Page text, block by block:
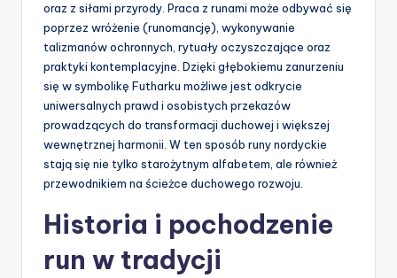
oraz z siłami przyrody. Praca z runami może odbywać się
poprzez wróżenie (runomancję), wykonywanie
talizmanów ochronnych, rytuały oczyszczające oraz
praktyki kontemplacyjne. Dzięki głębokiemu zanurzeniu
się w symbolikę Futharku możliwe jest odkrycie
uniwersalnych prawd i osobistych przekazów
prowadzących do transformacji duchowej i większej
wewnętrznej harmonii. W ten sposób runy nordyckie
stają się nie tylko starożytnym alfabetem, ale również
przewodnikiem na ścieżce duchowego rozwoju.
Historia i pochodzenie
run w tradycji